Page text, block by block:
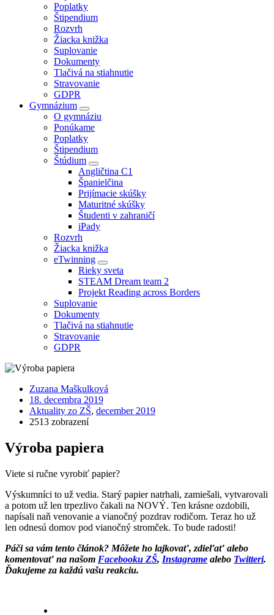
Poplatky
Štipendium
Rozvrh
Žiacka knižka
Suplovanie
Dokumenty
Tlačivá na stiahnutie
Stravovanie
GDPR
Gymnázium
O gymnáziu
Ponúkame
Poplatky
Štipendium
Štúdium
Angličtina C1
Španielčina
Prijímacie skúšky
Maturitné skúšky
Študenti v zahraničí
iPady
Rozvrh
Žiacka knižka
eTwinning
Rieky sveta
STEAM Dream team 2
Projekt Reading across Borders
Suplovanie
Dokumenty
Tlačivá na stiahnutie
Stravovanie
GDPR
Zuzana Maškulková
18. decembra 2019
Aktuality zo ZŠ, december 2019
2513 zobrazení
Výroba papiera
Viete si ručne vyrobiť papier?
Výskumníci to už vedia. Starý papier natrhali, zamiešali, vytvarovali
a potom už len trpezlivo čakali na NOVÝ. Ten krásne ozdobili,
napísali naň venovanie a vianočný pozdrav rodičom. Teraz ho už
len odnesú domov pod vianočný stromček. To bude radosti!
Páči sa vám tento článok? Môžete ho lajkovať, zdieľať alebo
komentovať na našom Facebooku ZŠ, Instagrame alebo Twitteri.
Ďakujeme za každú vašu reakciu.